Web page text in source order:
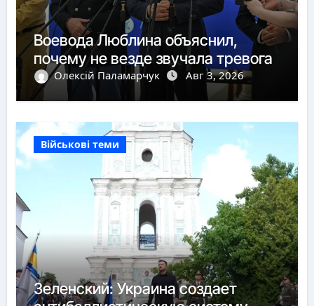
Воевода Люблина объяснил,
почему не везде звучала тревога
Олексій Паламарчук Авг 3, 2026
Військові теми
Зеленский: Украина создает